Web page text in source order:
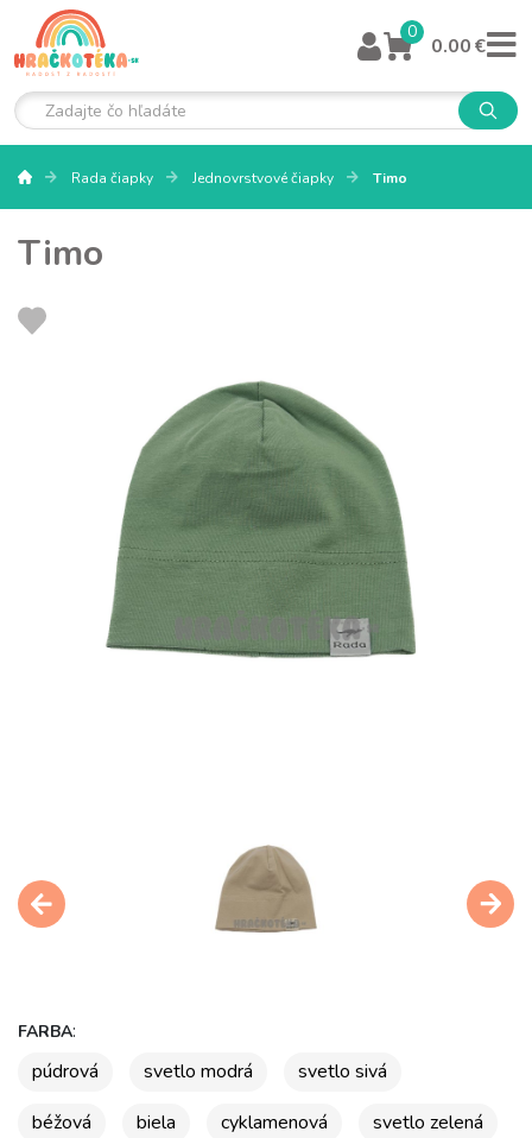
0
0.00 €
Rada čiapky Jednovrstvové čiapky Timo
Timo
FARBA:
púdrová
svetlo modrá
svetlo sivá
béžová
biela cyklamenová
svetlo zelená